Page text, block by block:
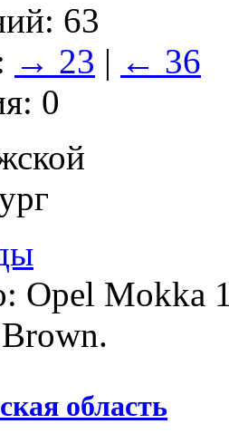
63
→ 23 | ← 36
0
Opel Mokka
область